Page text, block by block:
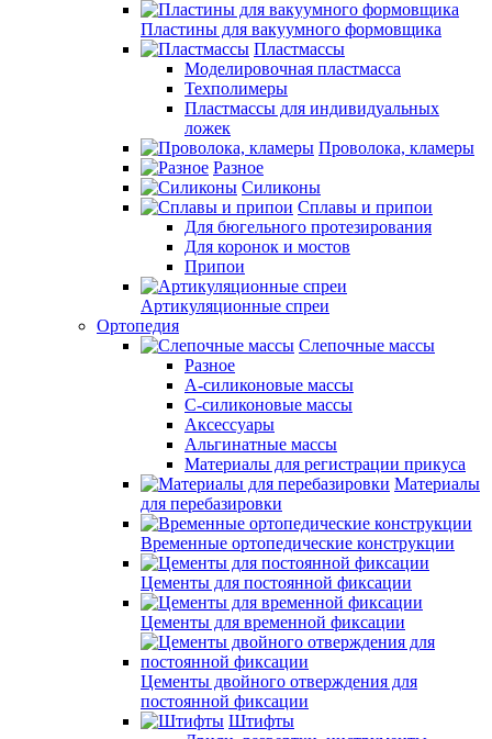
Пластины для вакуумного формовщика
Пластмассы
Моделировочная пластмасса
Техполимеры
Пластмассы для индивидуальных
ложек
Проволока, кламеры
Разное
Силиконы
Сплавы и припои
Для бюгельного протезирования
Для коронок и мостов
Припои
Артикуляционные спреи
Ортопедия
Слепочные массы
Разное
А-силиконовые массы
С-силиконовые массы
Аксессуары
Альгинатные массы
Материалы для регистрации прикуса
Материалы
для перебазировки
Временные ортопедические конструкции
Цементы для постоянной фиксации
Цементы для временной фиксации
Цементы двойного отверждения для
постоянной фиксации
Штифты